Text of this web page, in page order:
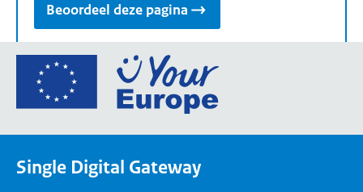
Beoordeel deze pagina
Ga
de
Single Digital Gateway